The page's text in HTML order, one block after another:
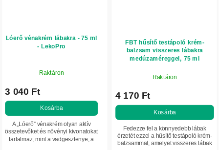
Lóerő vénakrém lábakra - 75 ml
- LekoPro
Raktáron
3 040 Ft
Kosárba
A „Lóerő” vénakrém olyan aktív
összetevőket és növényi kivonatokat
tartalmaz, mint a vadgesztenye, a
FBT hűsítő testápoló krém-
balzsam visszeres lábakra
medúzaméreggel, 75 ml
Raktáron
4 170 Ft
Kosárba
Fedezze fel a könnyedebb lábak
érzetét ezzel a hűsítő testápoló krém-
balzsammal, amelyet visszeres lábak